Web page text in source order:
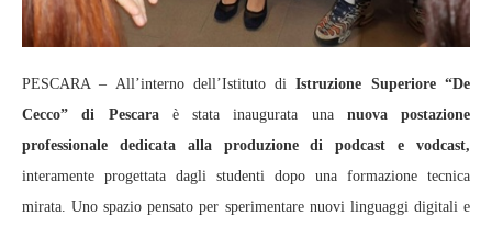
PESCARA – All’interno dell’Istituto di Istruzione Superiore “De
Cecco” di Pescaraè stata inaugurata una nuova postazione
professionale dedicata alla produzione di podcast e vodcast,
interamente progettata dagli studenti dopo una formazione tecnica
mirata. Uno spazio pensato per sperimentare nuovi linguaggi digitali e